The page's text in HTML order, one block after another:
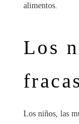
alimentos.
Los
Los niños, las